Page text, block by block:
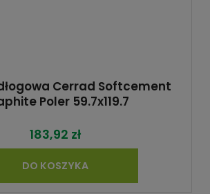
Cerrad Softcement
Poler 59.7x119.7
183,92 zł
DO KOSZYKA